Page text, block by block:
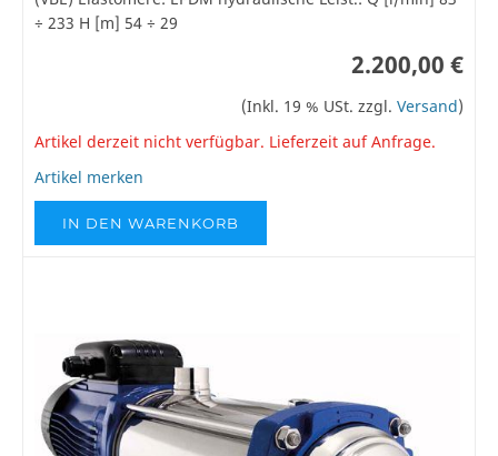
÷ 233 H [m] 54 ÷ 29
2.200,00 €
(Inkl. 19 % USt. zzgl. Versand)
Artikel derzeit nicht verfügbar. Lieferzeit auf Anfrage.
Artikel merken
IN DEN WARENKORB